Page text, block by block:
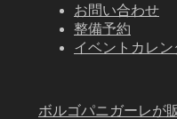
お問い合わせ
整備予約
イベントカレン
ボルゴパニガーレが